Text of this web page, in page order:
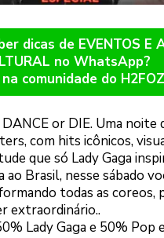
dicas de EVENTOS E
no WhatsApp?
comunidade do
or DIE. Uma noite
com hits icônicos,
que só Lady Gaga
ao Brasil, nesse sábado
todas as coreos,
extraordinário..
Lady Gaga e 50% Pop